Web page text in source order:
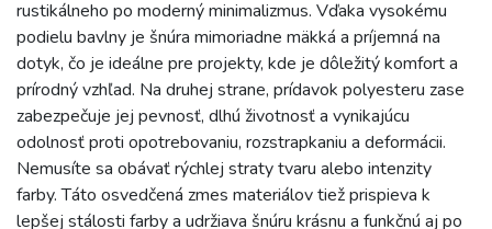
rustikálneho po moderný minimalizmus. Vďaka vysokému
podielu bavlny je šnúra mimoriadne mäkká a príjemná na
dotyk, čo je ideálne pre projekty, kde je dôležitý komfort a
prírodný vzhľad. Na druhej strane, prídavok polyesteru zase
zabezpečuje jej pevnosť, dlhú životnosť a vynikajúcu
odolnosť proti opotrebovaniu, rozstrapkaniu a deformácii.
Nemusíte sa obávať rýchlej straty tvaru alebo intenzity
farby. Táto osvedčená zmes materiálov tiež prispieva k
lepšej stálosti farby a udržiava šnúru krásnu a funkčnú aj po